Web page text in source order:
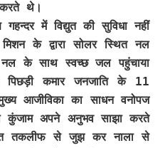
करते थे।
में विद्युत की सुविधा नहीं
के द्वारा सोलर स्थित नल
के साथ स्वच्छ जल पहुंचाया
कमार जनजाति के 11
आजीविका का साधन वनोपज
कुंजाम अपने अनुभव साझा करते
तकलीफ से जुझ कर नाला से